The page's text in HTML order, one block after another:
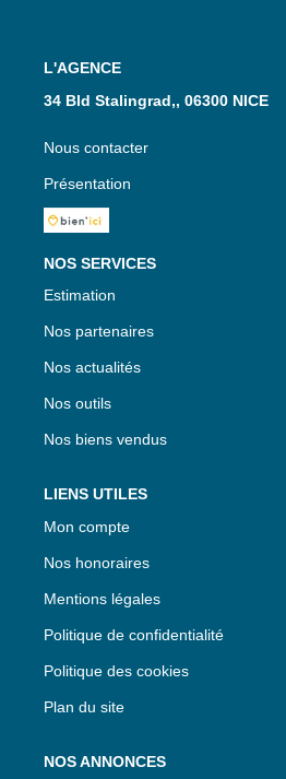
L'AGENCE
34 Bld Stalingrad,, 06300 NICE
Nous contacter
Présentation
NOS SERVICES
Estimation
Nos partenaires
Nos actualités
Nos outils
Nos biens vendus
LIENS UTILES
Mon compte
Nos honoraires
Mentions légales
Politique de confidentialité
Politique des cookies
Plan du site
NOS ANNONCES